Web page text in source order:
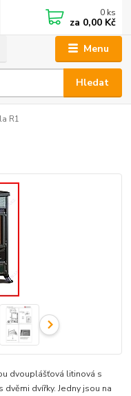
Menu
Hledat
0 ks
za 0,00 Kč
R1
dvouplášťová litinová s
dvířky. Jedny jsou na